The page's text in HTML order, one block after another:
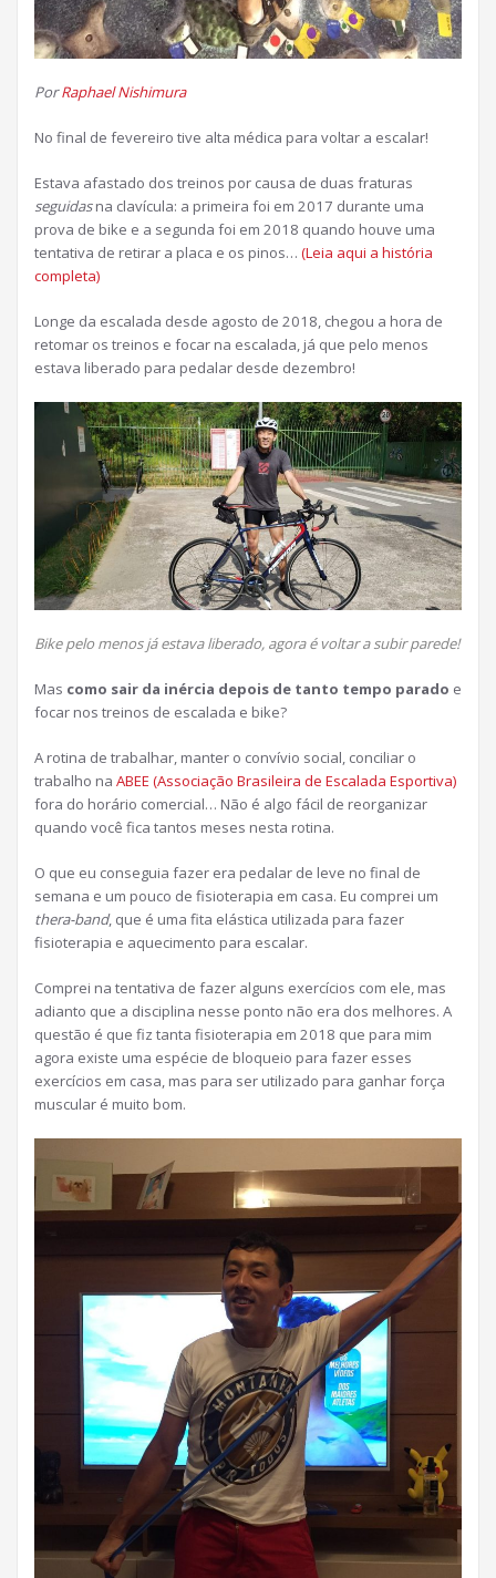
PorRaphael Nishimura
No final de fevereiro tive alta médica para voltar a escalar!
Estava afastado dos treinos por causa de duas fraturas
seguidasna clavícula: a primeira foi em 2017 durante uma
prova de bike e a segunda foi em 2018 quando houve uma
tentativa de retirar a placa e os pinos… (Leia aqui a história
completa)
Longe da escalada desde agosto de 2018, chegou a hora de
retomar os treinos e focar na escalada, já que pelo menos
estava liberado para pedalar desde dezembro!
Bike pelo menos já estava liberado, agora é voltar a subir parede!
Mas como sair da inércia depois de tanto tempo parado e
focar nos treinos de escalada e bike?
A rotina de trabalhar, manter o convívio social, conciliar o
trabalho na ABEE (Associação Brasileira de Escalada Esportiva)
fora do horário comercial… Não é algo fácil de reorganizar
quando você fica tantos meses nesta rotina.
O que eu conseguia fazer era pedalar de leve no final de
semana e um pouco de fisioterapia em casa. Eu comprei um
thera-band, que é uma fita elástica utilizada para fazer
fisioterapia e aquecimento para escalar.
Comprei na tentativa de fazer alguns exercícios com ele, mas
adianto que a disciplina nesse ponto não era dos melhores. A
questão é que fiz tanta fisioterapia em 2018 que para mim
agora existe uma espécie de bloqueio para fazer esses
exercícios em casa, mas para ser utilizado para ganhar força
muscular é muito bom.